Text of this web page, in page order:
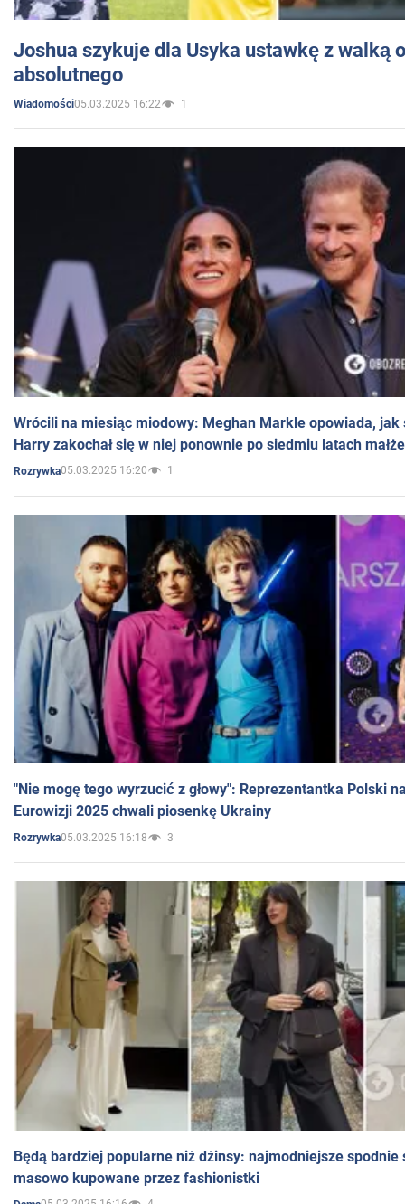
Joshua szykuje dla Usyka ustawkę z walką
absolutnego
Wiadomości05.03.2025 16:22 1
Wrócili na miesiąc miodowy: Meghan Markle opowiada, jak
Harry zakochał się w niej ponownie po siedmiu latach
Rozrywka05.03.2025 16:20 1
"Nie mogę tego wyrzucić z głowy": Reprezentantka Polski
Eurowizji 2025 chwali piosenkę Ukrainy
Rozrywka05.03.2025 16:18 3
Będą bardziej popularne niż dżinsy: najmodniejsze spodnie
masowo kupowane przez fashionistki